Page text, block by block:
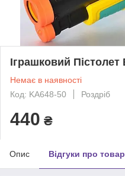
Іграшковий Пістолет
Немає в наявності
Код: KA648-50
Роздріб
440 ₴
Опис Відгуки про товар